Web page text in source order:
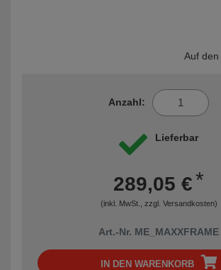
Auf
Anzahl:
Lieferbar
289,05 €*
(inkl. MwSt., zzgl. Versandkosten)
Art.-Nr. ME_MAXXFRAME
IN DEN WARENKORB